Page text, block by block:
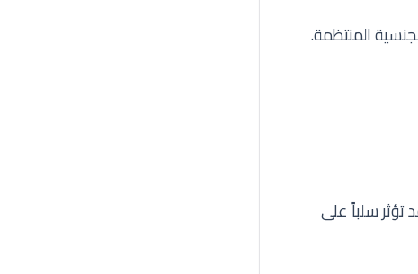
المنتظمة.
تؤثر سلباً على